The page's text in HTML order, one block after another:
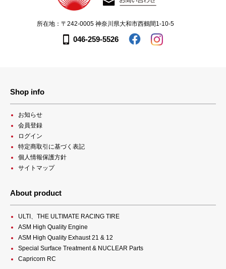
所在地：〒242-0005 神奈川県大和市西鶴間1-10-5
046-259-5526
Shop info
お知らせ
会員登録
ログイン
特定商取引に基づく表記
個人情報保護方針
サイトマップ
About product
ULTI、THE ULTIMATE RACING TIRE
ASM High Quality Engine
ASM High Quality Exhaust 21 & 12
Special Surface Treatment & NUCLEAR Parts
Capricorn RC